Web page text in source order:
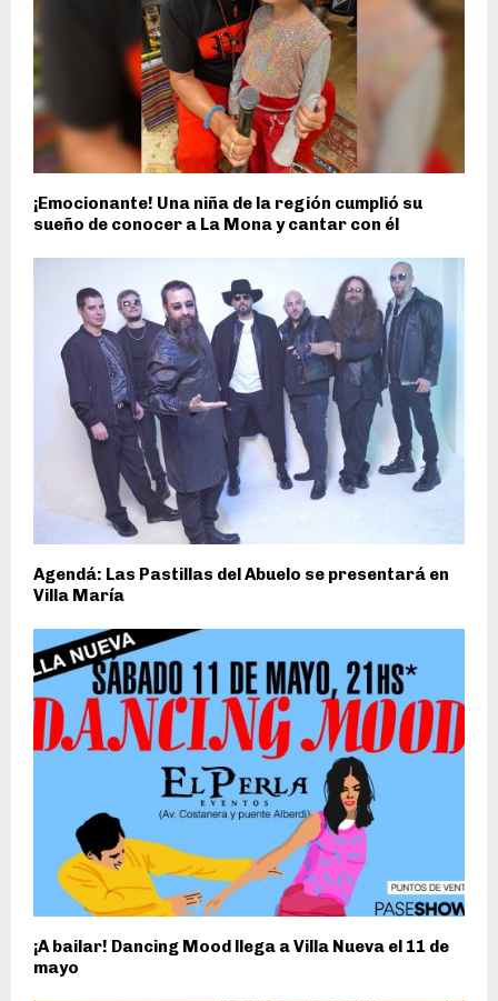
¡Emocionante! Una niña de la región cumplió su
sueño de conocer a La Mona y cantar con él
Agendá: Las Pastillas del Abuelo se presentará en
Villa María
¡A bailar! Dancing Mood llega a Villa Nueva el 11 de
mayo